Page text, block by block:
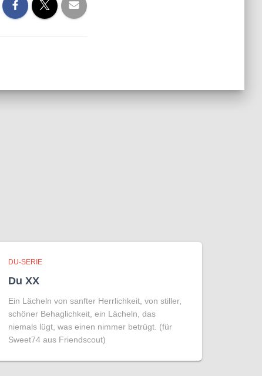
DU-SERIE
Du XX
Ein Lächeln von sanfter Herrlichkeit, von stiller,
schöner Behaglichkeit, ein Lächeln, das
niemals lügt, was einen nimmer betrügt. (für
Sweet74 aus Friendscout)